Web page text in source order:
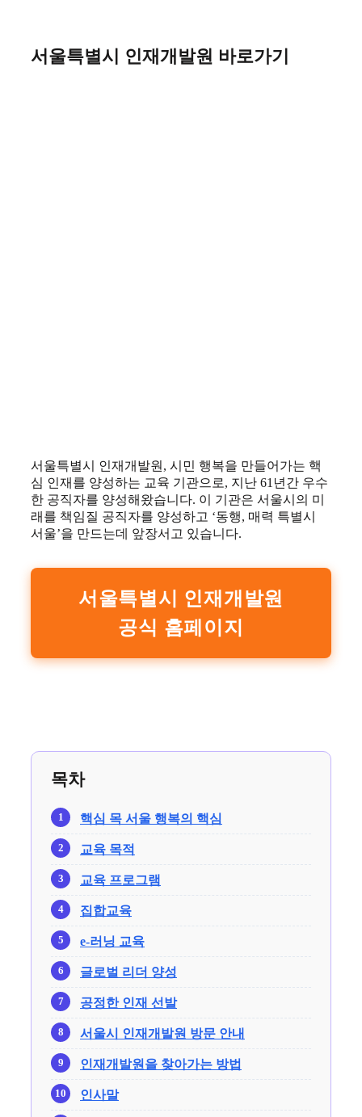
서울특별시 인재개발원 바로가기
서울특별시 인재개발원, 시민 행복을 만들어가는 핵
심 인재를 양성하는 교육 기관으로, 지난 61년간 우수
한 공직자를 양성해왔습니다. 이 기관은 서울시의 미
래를 책임질 공직자를 양성하고 ‘동행, 매력 특별시
서울’을 만드는데 앞장서고 있습니다.
서울특별시 인재개발원
공식 홈페이지
목차
핵심 목 서울 행복의 핵심
교육 목적
교육 프로그램
집합교육
e-러닝 교육
글로벌 리더 양성
공정한 인재 선발
서울시 인재개발원 방문 안내
인재개발원을 찾아가는 방법
인사말